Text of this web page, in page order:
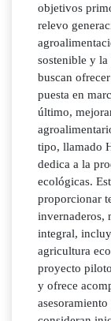
objetivos
relevo
sostenible y
buscan
puesta en
último,
tipo, llamado
dedica a la
ecológicas.
proporcionar
invernaderos,
integral,
agricultura
proyecto
y ofrece